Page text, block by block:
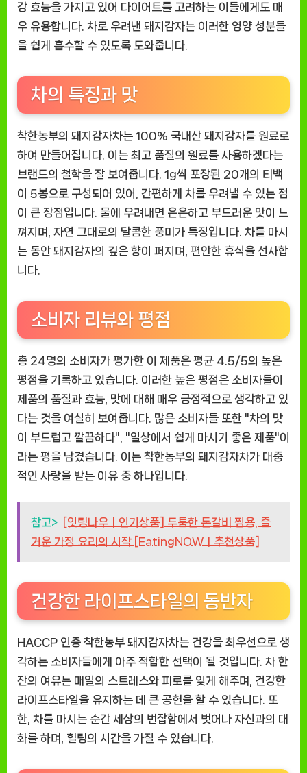
강 효능을 가지고 있어 다이어트를 고려하는 이들에게도 매
우 유용합니다. 차로 우려낸 돼지감자는 이러한 영양 성분들
을 쉽게 흡수할 수 있도록 도와줍니다.
차의 특징과 맛
착한농부의 돼지감자차는 100% 국내산 돼지감자를 원료로
하여 만들어집니다. 이는 최고 품질의 원료를 사용하겠다는
브랜드의 철학을 잘 보여줍니다. 1g씩 포장된 20개의 티백
이 5봉으로 구성되어 있어, 간편하게 차를 우려낼 수 있는 점
이 큰 장점입니다. 물에 우려내면 은은하고 부드러운 맛이 느
껴지며, 자연 그대로의 달콤한 풍미가 특징입니다. 차를 마시
는 동안 돼지감자의 깊은 향이 퍼지며, 편안한 휴식을 선사합
니다.
소비자 리뷰와 평점
총 24명의 소비자가 평가한 이 제품은 평균 4.5/5의 높은
평점을 기록하고 있습니다. 이러한 높은 평점은 소비자들이
제품의 품질과 효능, 맛에 대해 매우 긍정적으로 생각하고 있
다는 것을 여실히 보여줍니다. 많은 소비자들 또한 "차의 맛
이 부드럽고 깔끔하다", "일상에서 쉽게 마시기 좋은 제품"이
라는 평을 남겼습니다. 이는 착한농부의 돼지감자차가 대중
적인 사랑을 받는 이유 중 하나입니다.
참고> [잇팅나우ㅣ인기상품] 두툼한 돈갈비 찜용, 즐
거운 가정 요리의 시작 [EatingNOWㅣ추천상품]
건강한 라이프스타일의 동반자
HACCP 인증 착한농부 돼지감자차는 건강을 최우선으로 생
각하는 소비자들에게 아주 적합한 선택이 될 것입니다. 차 한
잔의 여유는 매일의 스트레스와 피로를 잊게 해주며, 건강한
라이프스타일을 유지하는 데 큰 공헌을 할 수 있습니다. 또
한, 차를 마시는 순간 세상의 번잡함에서 벗어나 자신과의 대
화를 하며, 힐링의 시간을 가질 수 있습니다.